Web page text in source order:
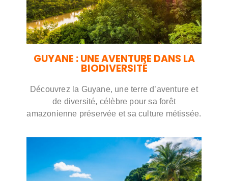
GUYANE : UNE AVENTURE DANS LA
BIODIVERSITÉ
Découvrez la Guyane, une terre d’aventure et
de diversité, célèbre pour sa forêt
amazonienne préservée et sa culture métissée.